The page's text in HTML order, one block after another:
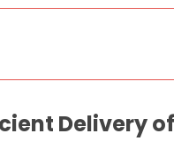
Delivery of